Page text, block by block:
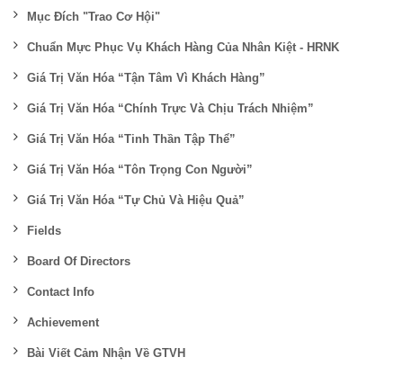
Mục Đích "Trao Cơ Hội"
Chuẩn Mực Phục Vụ Khách Hàng Của Nhân Kiệt - HRNK
Giá Trị Văn Hóa “Tận Tâm Vì Khách Hàng”
Giá Trị Văn Hóa “Chính Trực Và Chịu Trách Nhiệm”
Giá Trị Văn Hóa “Tinh Thần Tập Thể”
Giá Trị Văn Hóa “Tôn Trọng Con Người”
Giá Trị Văn Hóa “Tự Chủ Và Hiệu Quả”
Fields
Board Of Directors
Contact Info
Achievement
Bài Viết Cảm Nhận Về GTVH